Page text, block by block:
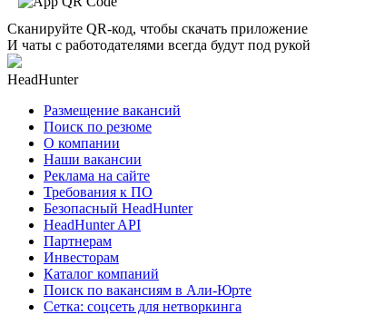
Сканируйте QR-код, чтобы скачать приложение
И чаты с работодателями всегда будут под рукой
HeadHunter
Размещение вакансий
Поиск по резюме
О компании
Наши вакансии
Реклама на сайте
Требования к ПО
Безопасный HeadHunter
HeadHunter API
Партнерам
Инвесторам
Каталог компаний
Поиск по вакансиям в Али-Юрте
Сетка: соцсеть для нетворкинга